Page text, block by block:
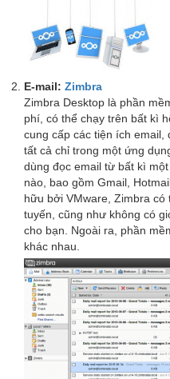
E-mail: Zimbra
Zimbra Desktop là phần
phí, có thể chạy trên bất kì
cung cấp các tiện ích email,
tất cả chỉ trong một ứng
dùng đọc email từ bất kì
nào, bao gồm Gmail,
hữu bởi VMware, Zimbra
tuyến, cũng như không có
cho bạn. Ngoài ra, phần
khác nhau.